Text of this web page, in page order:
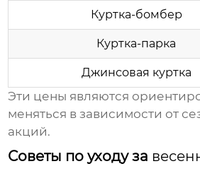
Куртка-бомбер
Куртка-парка
Джинсовая куртка
Эти цены являются
меняться в зависимости от
акций.
Советы по уходу за